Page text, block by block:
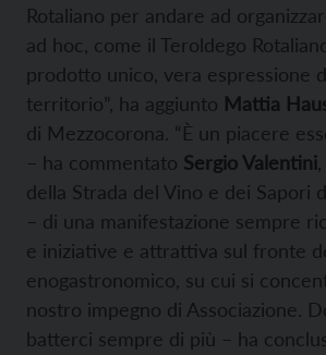
Rotaliano per andare ad
ad hoc, come il Teroldego
prodotto unico, vera espressione
territorio”, ha aggiunto Mattia
di Mezzocorona. “È un piacere
– ha commentato Sergio Valentini
della Strada del Vino e dei Sapori
– di una manifestazione sempre
e iniziative e attrattiva sul fronte
enogastronomico, su cui si
nostro impegno di Associazione.
batterci sempre di più – ha